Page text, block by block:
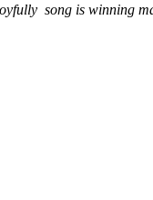
song is winning